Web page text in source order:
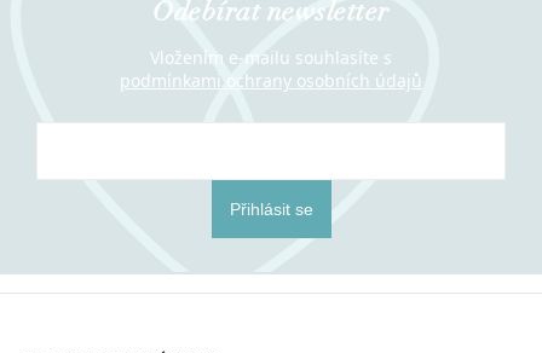
Odebírat newsletter
Vložením e-mailu souhlasíte s
podmínkami ochrany osobních údajů
Přihlásit se